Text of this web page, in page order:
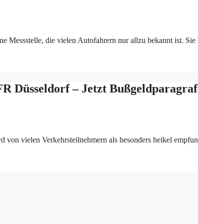
Messstelle, die vielen Autofahrern nur allzu bekannt ist. Sie
Düsseldorf – Jetzt
vielen Verkehrsteilnehmern als besonders heikel